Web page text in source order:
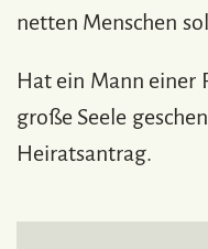
netten Menschen
Hat ein Mann einer
große Seele
Heiratsantrag.